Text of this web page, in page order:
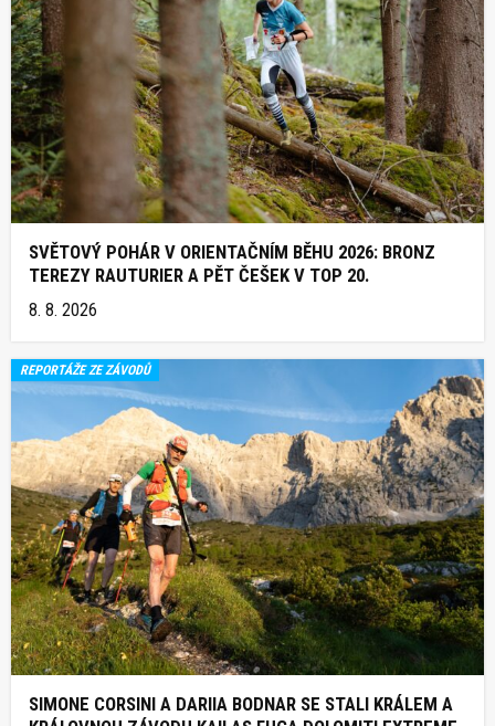
SVĚTOVÝ POHÁR V ORIENTAČNÍM BĚHU 2026: BRONZ
TEREZY RAUTURIER A PĚT ČEŠEK V TOP 20.
8. 8. 2026
REPORTÁŽE ZE ZÁVODŮ
SIMONE CORSINI A DARIIA BODNAR SE STALI KRÁLEM A